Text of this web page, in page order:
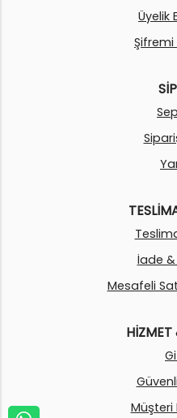
Üyelik
İade
Mesafeli
HİZMET
Müşteri